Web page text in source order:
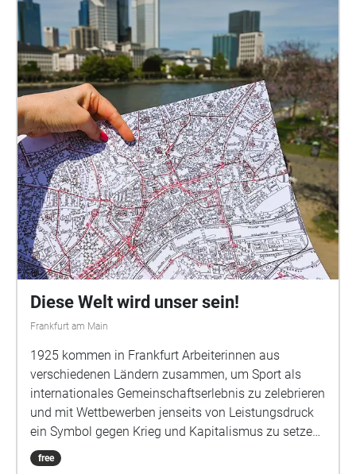
Eva Schwab – which you are currently going to see.
On the 4th of October, 4pm, a vinyl performance will
be staged by Gabi Schaffner herself.
Diese Welt wird unser sein!
Frankfurt am Main
1925 kommen in Frankfurt Arbeiterinnen aus
verschiedenen Ländern zusammen, um Sport als
internationales Gemeinschaftserlebnis zu zelebrieren
und mit Wettbewerben jenseits von Leistungsdruck
ein Symbol gegen Krieg und Kapitalismus zu setzen.
Die Olympiade ist der Höhepunkt einer Bewegung,
die Arbeiterinnen und ihre Körper aus dem
free